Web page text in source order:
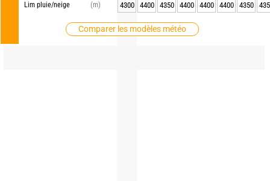
Lim pluie/neige
(m)
Comparer les modèles météo
4300
4400 4350 4400 4400 4400 4350